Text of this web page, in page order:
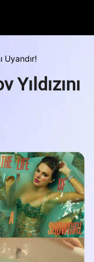
Uyandır!